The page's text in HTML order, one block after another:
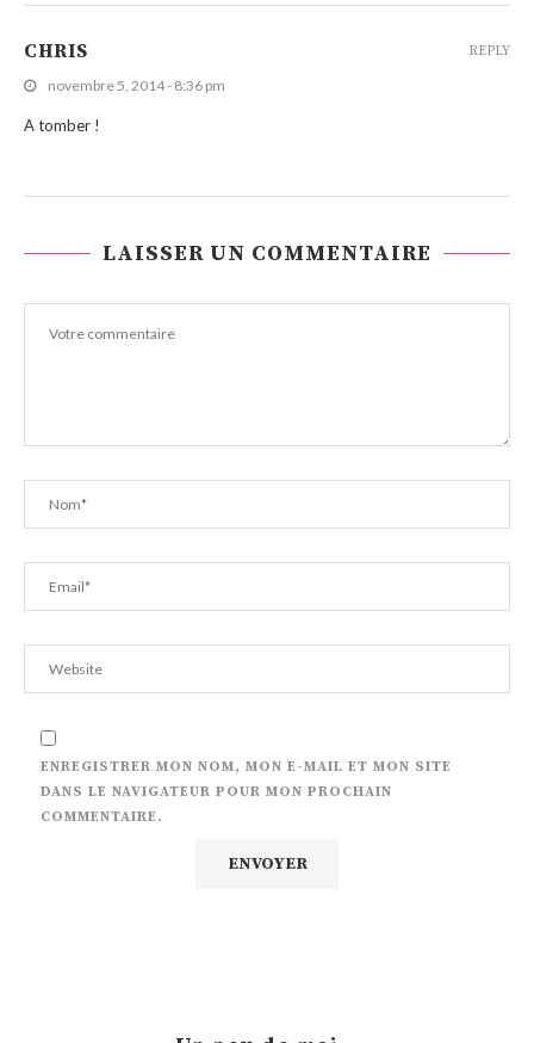
CHRIS
novembre 5, 2014 - 8:36 pm
A tomber !
REPLY
LAISSER UN COMMENTAIRE
ENREGISTRER MON NOM, MON E-MAIL ET MON SITE
DANS LE NAVIGATEUR POUR MON PROCHAIN
COMMENTAIRE.